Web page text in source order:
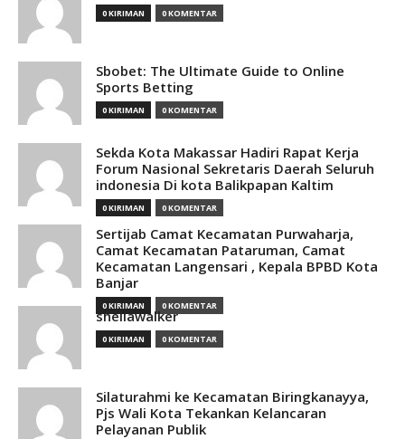
0 KIRIMAN 0 KOMENTAR
Sbobet: The Ultimate Guide to Online
Sports Betting
0 KIRIMAN 0 KOMENTAR
Sekda Kota Makassar Hadiri Rapat Kerja
Forum Nasional Sekretaris Daerah Seluruh
indonesia Di kota Balikpapan Kaltim
0 KIRIMAN 0 KOMENTAR
Sertijab Camat Kecamatan Purwaharja,
Camat Kecamatan Pataruman, Camat
Kecamatan Langensari , Kepala BPBD Kota
Banjar
0 KIRIMAN 0 KOMENTAR
sheilawalker
0 KIRIMAN 0 KOMENTAR
Silaturahmi ke Kecamatan Biringkanayya,
Pjs Wali Kota Tekankan Kelancaran
Pelayanan Publik